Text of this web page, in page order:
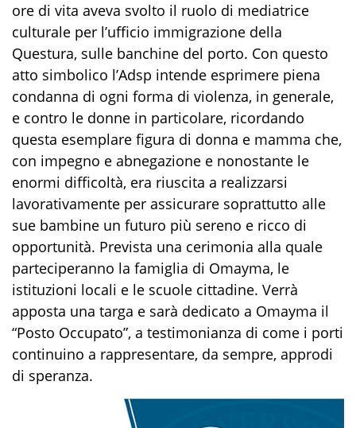
ore di vita aveva svolto il ruolo di mediatrice
culturale per l’ufficio immigrazione della
Questura, sulle banchine del porto. Con questo
atto simbolico l’Adsp intende esprimere piena
condanna di ogni forma di violenza, in generale,
e contro le donne in particolare, ricordando
questa esemplare figura di donna e mamma che,
con impegno e abnegazione e nonostante le
enormi difficoltà, era riuscita a realizzarsi
lavorativamente per assicurare soprattutto alle
sue bambine un futuro più sereno e ricco di
opportunità. Prevista una cerimonia alla quale
parteciperanno la famiglia di Omayma, le
istituzioni locali e le scuole cittadine. Verrà
apposta una targa e sarà dedicato a Omayma il
“Posto Occupato”, a testimonianza di come i porti
continuino a rappresentare, da sempre, approdi
di speranza.